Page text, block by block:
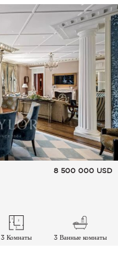
8 500 000 USD
3 Комнаты 3 Ванные комнаты